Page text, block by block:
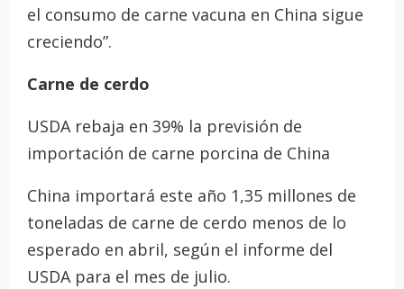
el consumo de carne vacuna en China sigue
creciendo”.
Carne de cerdo
USDA rebaja en 39% la previsión de
importación de carne porcina de China
China importará este año 1,35 millones de
toneladas de carne de cerdo menos de lo
esperado en abril, según el informe del
USDA para el mes de julio.